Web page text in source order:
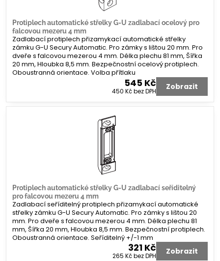
Protiplech automatické střelky G-U zadlabací ocelový pro
falcovou mezeru 4 mm
Zadlabací protiplech přizamykací automatické střelky
zámku G-U Secury Automatic. Pro zámky s lištou 20 mm. Pro
dveře s falcovou mezerou 4 mm. Délka plechu 81 mm, Šířka
20 mm, Hloubka 8,5 mm. Bezpečnostní ocelový protiplech.
Oboustranná orientace. Volba přítlaku
545 Kč
450 Kčbez DPH Zobrazit
Protiplech automatické střelky G-U zadlabací seříditelný
pro falcovou mezeru 4 mm
Zadlabací seříditelný protiplech přizamykací automatické
střelky zámku G-U Secury Automatic. Pro zámky s lištou 20
mm. Pro dveře s falcovou mezerou 4 mm. Délka plechu 81
mm, Šířka 20 mm, Hloubka 8,5 mm. Bezpečnostní protiplech.
Oboustranná orientace. Seříditelný +/-1 mm
321 Kč
265 Kčbez DPH Zobrazit